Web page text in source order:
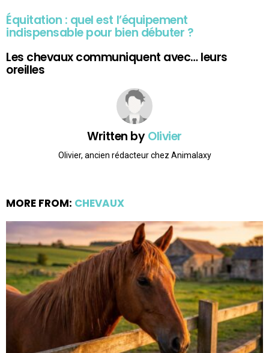
Équitation : quel est l’équipement
indispensable pour bien débuter ?
Les chevaux communiquent avec… leurs
oreilles
Written byOlivier
Olivier, ancien rédacteur chez Animalaxy
MORE FROM: CHEVAUX